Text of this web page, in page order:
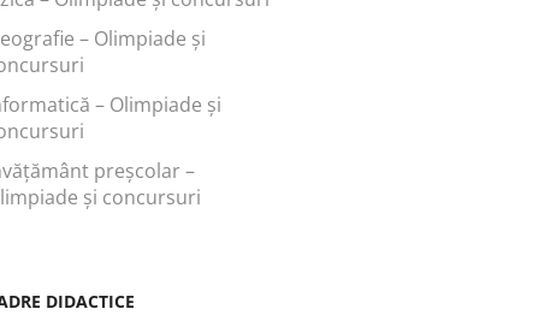
– Olimpiade și
– Olimpiade și
preşcolar –
și concursuri
DIDACTICE